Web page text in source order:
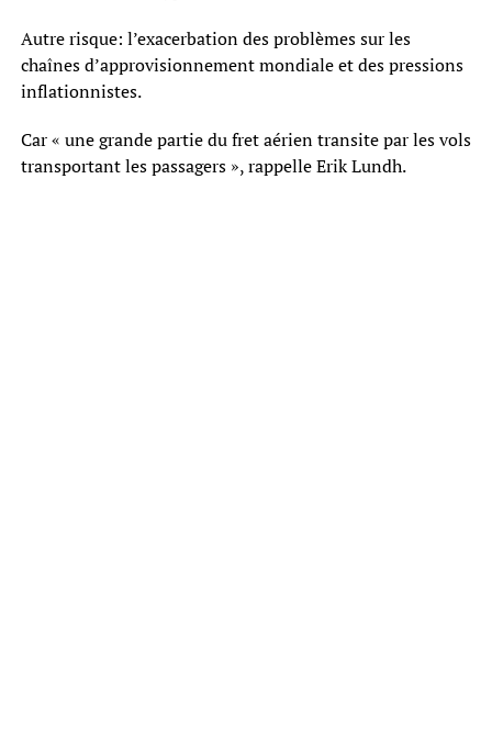
Autre risque: l’exacerbation des problèmes sur les
chaînes d’approvisionnement mondiale et des pressions
inflationnistes.
Car « une grande partie du fret aérien transite par les vols
transportant les passagers », rappelle Erik Lundh.